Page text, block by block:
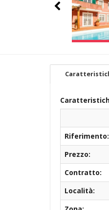
Riferimento:
Prezzo:
Contratto:
Località: